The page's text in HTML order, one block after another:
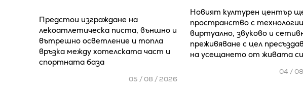
Предстои изграждане на
лекоатлетическа писта, външно и
вътрешно осветление и топла
връзка между хотелската част и
спортната база
05 / 08 / 2026
Новият културен център
пространство с
виртуално, звуково и
преживяване с цел
на усещането от живата
04 /